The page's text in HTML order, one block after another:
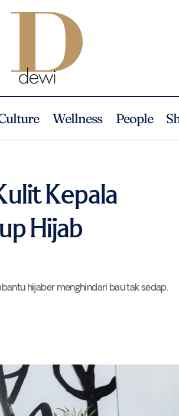
Wellness People
Kulit Kepala Tetap Segar Meski Tertutup
Kepala
Hijab
hijaber menghindari bau tak sedap.